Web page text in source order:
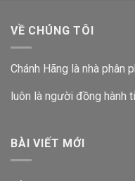
VỀ CHÚNG TÔI
Chánh Hãng là nhà phân
luôn là người đồng hành
BÀI VIẾT MỚI